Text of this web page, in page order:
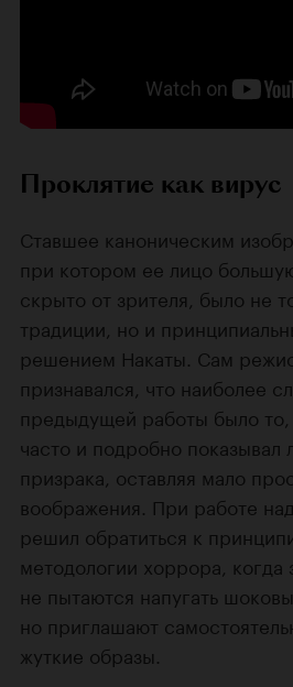
Проклятие как вирус
Ставшее каноническим
при котором ее лицо
скрыто от зрителя, было не
традиции, но и
решением Накаты. Сам
признавался, что наиболее
предыдущей работы было
часто и подробно показывал
призрака, оставляя мало
воображения. При работе
решил обратиться к
методологии хоррора, когда
не пытаются напугать
но приглашают
жуткие образы.